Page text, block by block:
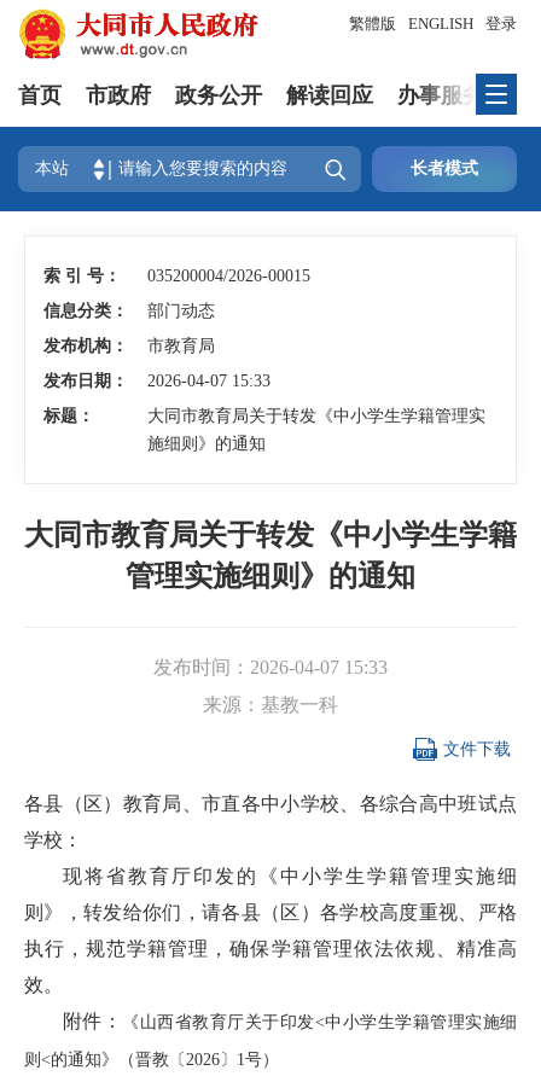
登录
繁體版 ENGLISH
首页 市政府 政务公开 解读回应 办事服务
本站  长者模式
索 引 号：
035200004/2026-00015
信息分类：
部门动态
发布机构：
市教育局
发布日期：
2026-04-07 15:33
标题：
大同市教育局关于转发《中小学生学籍管理实
施细则》的通知
大同市教育局关于转发《中小学生学籍
管理实施细则》的通知
发布时间： 2026-04-07 15:33
来源： 基教一科
 文件下载
各县（区）教育局、市直各中小学校、各综合高中班试点
学校：
现将省教育厅印发的《中小学生学籍管理实施细
则》，转发给你们，请各县（区）各学校高度重视、严格
执行，规范学籍管理，确保学籍管理依法依规、精准高
效。
附件：
《山西省教育厅关于印发<中小学生学籍管理实施细
则<的通知》（晋教〔2026〕1号）